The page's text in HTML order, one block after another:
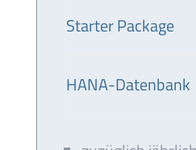
Starter Package
HANA-Datenbank